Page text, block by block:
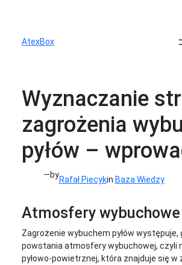
AtexBox
Wyznaczanie
zagrożenia
pyłów –
—byRafał Piecykin Baza Wiedzy
Atmosfery wybuchowe
Zagrożenie wybuchem pyłów występuje,
powstania atmosfery wybuchowej, czyli
pyłowo-powietrznej, która znajduje się w